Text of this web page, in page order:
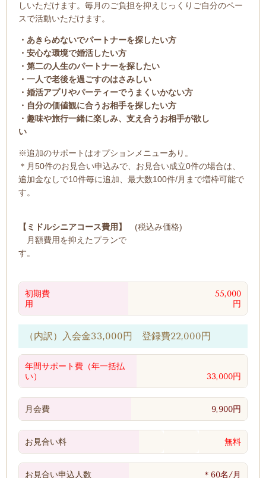
しいただけます。毎月のご負担を抑えじっくりご自分のペー
スで活動いただけます。
・あきらめないでパートナーを探したい方
・安心な環境で婚活したい方
・第二の人生のパートナーを探したい
・一人で老後を過ごすのはさみしい
・婚活アプリやパーティーでうまくいかない方
・自分の価値観に合うお相手を探したい方
・趣味や旅行一緒に楽しみ、支え合うお相手が欲し
い
※追加のサポートはオプションメニューあり。
＊月50件のお見合い申込みで、お見合い成立0件の場合は、
追加金なしで10件毎に追加、最大数100件/月まで増枠可能で
す。
【ミドルシニアコース費用】
(税込み価格)
月額費用を抑えたプランで
す。
初期費
用
55,000
円
（内訳）入会金33,000円 登録費22,000円
年間サポート費 （年一括払
い）
33,000円
月会費 9,900円
お見合い料 無料
お見合い申込人数 ＊60名/月